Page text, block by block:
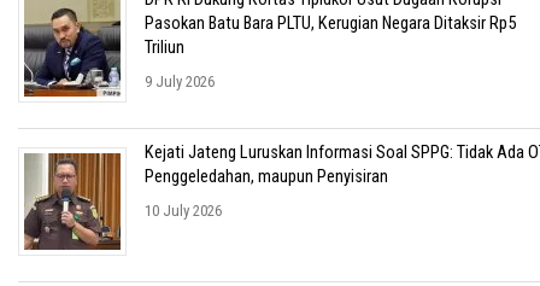
Pasokan Batu Bara PLTU, Kerugian Negara Ditaksir Rp5
Triliun
9 July 2026
Kejati Jateng Luruskan Informasi Soal SPPG: Tidak Ada
Penggeledahan, maupun Penyisiran
10 July 2026